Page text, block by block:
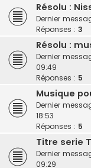
Résolu :
Dernier
Réponses : 3
Résolu :
Dernier
09:49
Réponses : 5
Musique
Dernier
18:53
Réponses : 5
Titre serie
Dernier
09:29